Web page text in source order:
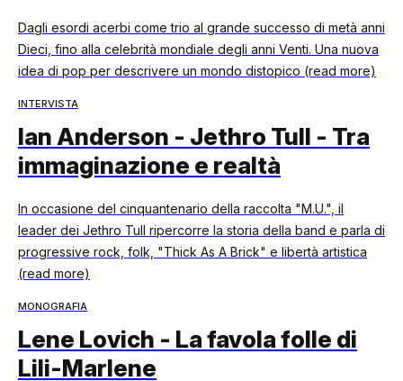
Dagli esordi acerbi come trio al grande successo di metà anni
Dieci, fino alla celebrità mondiale degli anni Venti. Una nuova
idea di pop per descrivere un mondo distopico (read more)
INTERVISTA
Ian Anderson - Jethro Tull - Tra
immaginazione e realtà
In occasione del cinquantenario della raccolta "M.U.", il
leader dei Jethro Tull ripercorre la storia della band e parla di
progressive rock, folk, "Thick As A Brick" e libertà artistica
(read more)
MONOGRAFIA
Lene Lovich - La favola folle di
Lili-Marlene